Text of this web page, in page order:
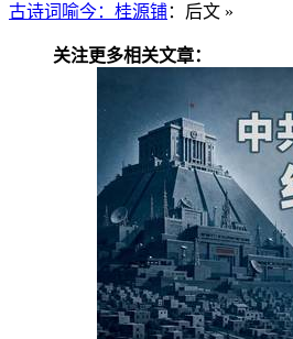
古诗词喻今：桂源铺：后文 »
关注更多相关文章：